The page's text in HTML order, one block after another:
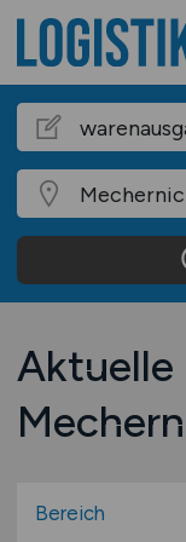
Aktuelle
Bereich